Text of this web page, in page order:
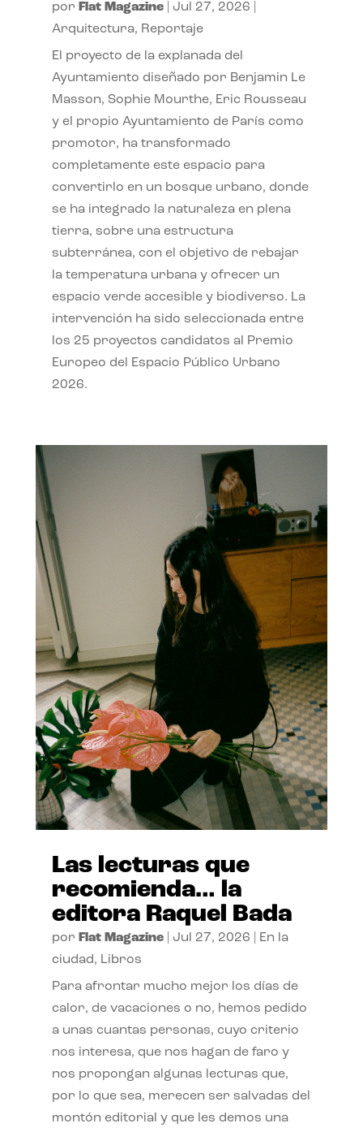
por Flat Magazine| Jul 27, 2026
Arquitectura, Reportaje
El proyecto de la explanada del
Ayuntamiento diseñado por Benjamin Le
Masson, Sophie Mourthe, Eric Rousseau
y el propio Ayuntamiento de París como
promotor, ha transformado
completamente este espacio para
convertirlo en un bosque urbano, donde
se ha integrado la naturaleza en plena
tierra, sobre una estructura
subterránea, con el objetivo de rebajar
la temperatura urbana y ofrecer un
espacio verde accesible y biodiverso. La
intervención ha sido seleccionada entre
los 25 proyectos candidatos al Premio
Europeo del Espacio Público Urbano
2026.
Las lecturas que
recomienda… la
editora Raquel Bada
por Flat Magazine| Jul 27, 2026
En la
ciudad, Libros
Para afrontar mucho mejor los días de
calor, de vacaciones o no, hemos pedido
a unas cuantas personas, cuyo criterio
nos interesa, que nos hagan de faro y
nos propongan algunas lecturas que,
por lo que sea, merecen ser salvadas del
montón editorial y que les demos una